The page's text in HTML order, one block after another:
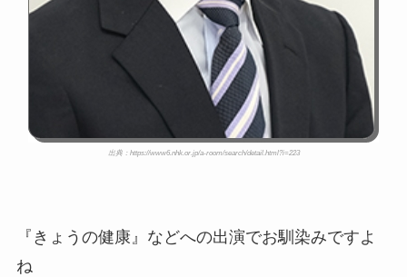
出典：https://www6.nhk.or.jp/a-room/search/detail.html?i=223
『きょうの健康』などへの出演でお馴染みですよ
ね